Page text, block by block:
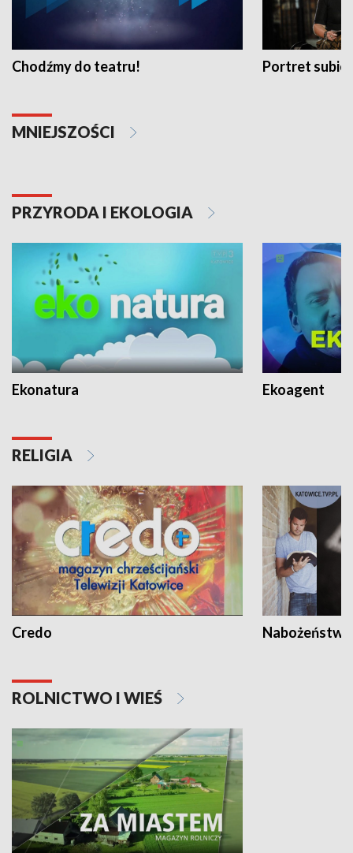
Chodźmy do teatru! Portret
MNIEJSZOŚCI
PRZYRODA I EKOLOGIA
Ekonatura Ekoagent
RELIGIA
Credo
ROLNICTWO I WIEŚ